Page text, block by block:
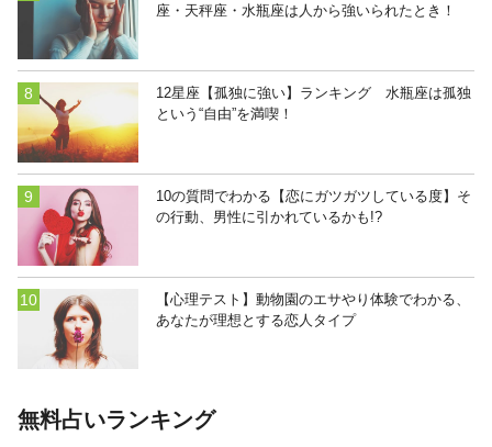
座・天秤座・水瓶座は人から強いられたとき！
12星座【孤独に強い】ランキング 水瓶座は孤独
という“自由”を満喫！
10の質問でわかる【恋にガツガツしている度】そ
の行動、男性に引かれているかも!?
【心理テスト】動物園のエサやり体験でわかる、
あなたが理想とする恋人タイプ
無料占いランキング